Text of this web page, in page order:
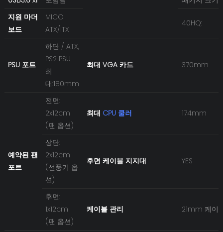
지원 마더
보드
MICO
ATX/ITX
40HQ:
PSU 포트
하단 / ATX,
PS2 PSU
최
대:180mm
최대 VGA 카드 370mm
예약된 팬
포트
전면:
2x12cm
(팬 옵션)
최대 CPU 쿨러 174mm
상단:
2x12cm
(선풍기 옵
션)
후면 케이블 지지대 YES
후면:
1x12cm
(팬 옵션)
케이블 관리 21mm 케이